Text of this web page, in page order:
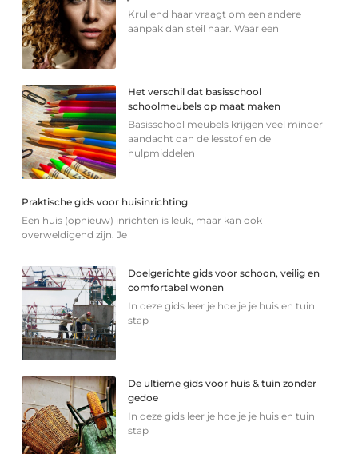
Krullend haar vraagt om een andere
aanpak dan steil haar. Waar een
Het verschil dat basisschool
schoolmeubels op maat maken
Basisschool meubels krijgen veel minder
aandacht dan de lesstof en de
hulpmiddelen
Praktische gids voor huisinrichting
Een huis (opnieuw) inrichten is leuk, maar kan ook
overweldigend zijn. Je
Doelgerichte gids voor schoon, veilig en
comfortabel wonen
In deze gids leer je hoe je je huis en tuin
stap
De ultieme gids voor huis & tuin zonder
gedoe
In deze gids leer je hoe je je huis en tuin
stap